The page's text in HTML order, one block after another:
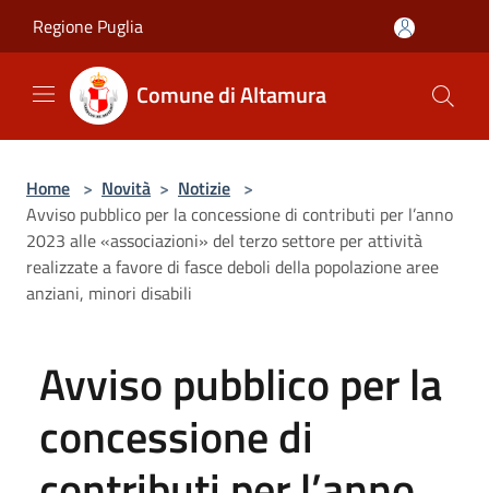
Regione Puglia
Comune di Altamura
Home > Novità > Notizie >
Avviso pubblico per la concessione di contributi per l’anno
2023 alle «associazioni» del terzo settore per attività
realizzate a favore di fasce deboli della popolazione aree
anziani, minori disabili
Avviso pubblico per la
concessione di